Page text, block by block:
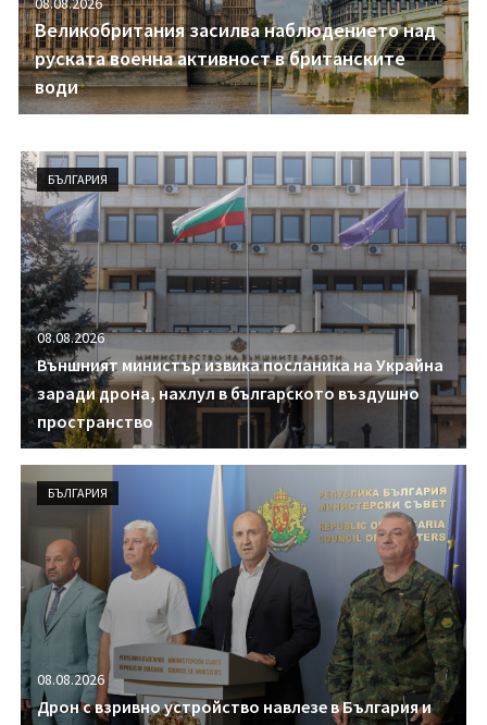
Великобритания засилва наблюдението над
руската военна активност в британските
води
БЪЛГАРИЯ
08.08.2026
Външният министър извика посланика на Украйна
заради дрона, нахлул в българското въздушно
пространство
БЪЛГАРИЯ
08.08.2026
Дрон с взривно устройство навлезе в България и